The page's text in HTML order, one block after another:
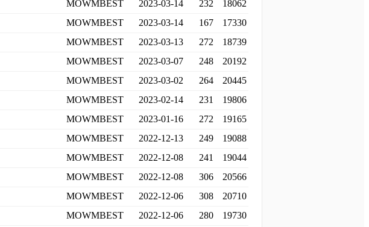
MOWMBEST 2023-03-14 232
18062
MOWMBEST 2023-03-14 167
17330
MOWMBEST 2023-03-13 272
18739
MOWMBEST 2023-03-07 248
20192
MOWMBEST 2023-03-02 264
20445
MOWMBEST 2023-02-14 231
19806
MOWMBEST 2023-01-16 272
19165
MOWMBEST 2022-12-13 249
19088
MOWMBEST 2022-12-08 241
19044
MOWMBEST 2022-12-08 306
20566
MOWMBEST 2022-12-06 308
20710
MOWMBEST 2022-12-06 280
19730